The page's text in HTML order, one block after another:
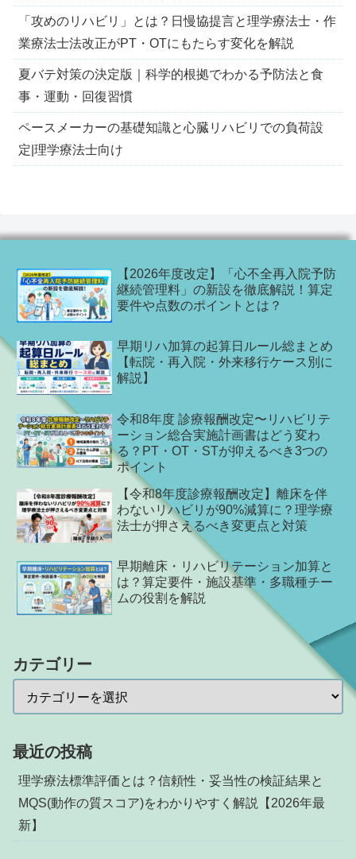
「攻めのリハビリ」とは？日慢協提言と理学療法士・作
業療法士法改正がPT・OTにもたらす変化を解説
夏バテ対策の決定版｜科学的根拠でわかる予防法と食
事・運動・回復習慣
ペースメーカーの基礎知識と心臓リハビリでの負荷設
定|理学療法士向け
【2026年度改定】「心不全再入院予防
継続管理料」の新設を徹底解説！算定
要件や点数のポイントとは？
早期リハ加算の起算日ルール総まとめ
【転院・再入院・外来移行ケース別に
解説】
令和8年度 診療報酬改定〜リハビリテ
ーション総合実施計画書はどう変わ
る？PT・OT・STが抑えるべき3つの
ポイント
【令和8年度診療報酬改定】離床を伴
わないリハビリが90%減算に？理学療
法士が押さえるべき変更点と対策
早期離床・リハビリテーション加算と
は？算定要件・施設基準・多職種チー
ムの役割を解説
カテゴリー
最近の投稿
理学療法標準評価とは？信頼性・妥当性の検証結果と
MQS(動作の質スコア)をわかりやすく解説【2026年最
新】